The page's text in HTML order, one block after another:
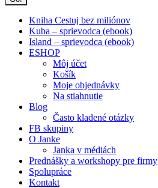
Kniha Cestuj bez miliónov
Kuba – sprievodca (ebook)
Island – sprievodca (ebook)
ESHOP
Môj účet
Košík
Moje objednávky
Na stiahnutie
Blog
Často kladené otázky
FB skupiny
O Janke
Janka v médiách
Prednášky a workshopy pre firmy
Spolupráce
Kontakt